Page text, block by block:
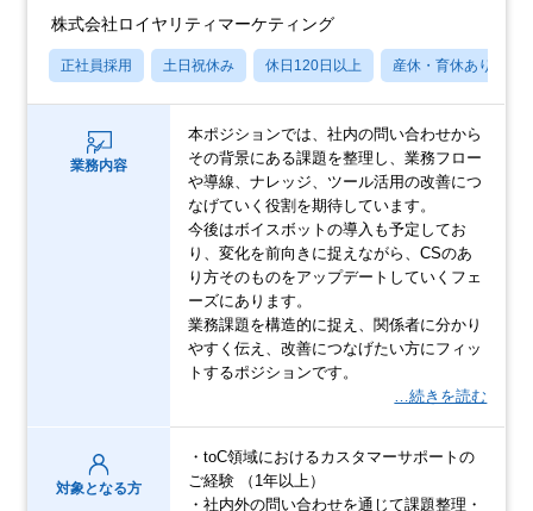
株式会社ロイヤリティマーケティング
正社員採用 土日祝休み 休日120日以上 産休・育休あり
業務内容
本ポジションでは、社内の問い合わせから
その背景にある課題を整理し、業務フロー
や導線、ナレッジ、ツール活用の改善につ
なげていく役割を期待しています。
今後はボイスボットの導入も予定してお
り、変化を前向きに捉えながら、CSのあ
り方そのものをアップデートしていくフェ
ーズにあります。
業務課題を構造的に捉え、関係者に分かり
やすく伝え、改善につなげたい方にフィッ
トするポジションです。
…続きを読む
対象となる方
・toC領域におけるカスタマーサポートの
ご経験 （1年以上）
・社内外の問い合わせを通じて課題整理・